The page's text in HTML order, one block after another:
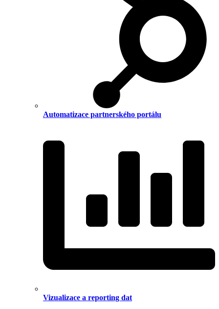
Automatizace partnerského portálu
Vizualizace a reporting dat